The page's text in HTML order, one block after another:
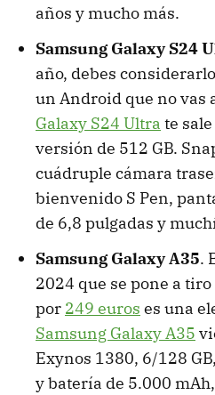
años y mucho más.
Samsung Galaxy S24
año, debes
un Android que no vas
Galaxy S24 Ultra te sale
versión de 512 GB.
cuádruple cámara
bienvenido S Pen,
de 6,8 pulgadas y
Samsung Galaxy A35.
2024 que se pone a
por 249 euros es una
Samsung Galaxy A35
Exynos 1380, 6/128
y batería de 5.000